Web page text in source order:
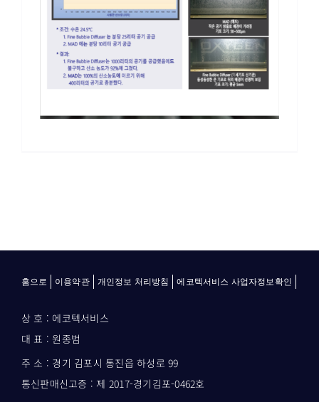
홈으로 이용약관 개인정보 처리방침 에코텍서비스 사업자정보확인
상 호 : 에코텍서비스
대 표 : 원종범
주 소 : 경기 김포시 통진읍 하성로 99
통신판매신고증 : 제 2017-경기김포-0462호